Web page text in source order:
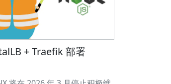
10Gi # 存储大小 8
10
Retain 11
loki 12 hostPath: 13 path:
17 nodeSelectorTerms: 18
+ Traefik 部署